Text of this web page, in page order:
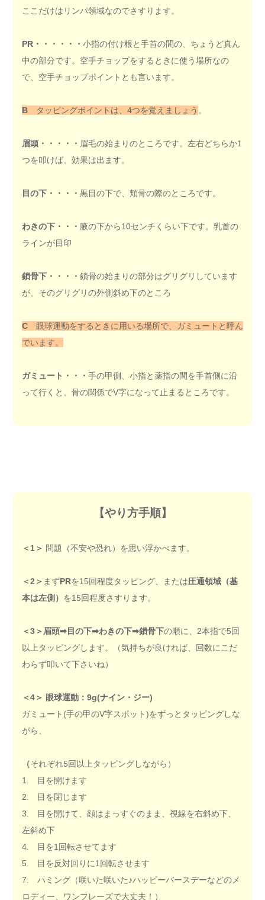
ここだけはリンパ領域なのでさすります。
PR ・・・・・・ 小指の付け根と手首の間の、ちょうど真ん
中の部分です。空手チョップをするときに使う場所なの
で、空手チョップポイントとも言います。
B タッピングポイントは、4つを覚えましょう 。
眉頭・・・・・ 眉毛の始まりのところです。左右どちらか1
つを叩けば、効果は出ます。
目の下・・・・ 黒目の下で、頬骨の際のところです。
わきの下・・・ 腋の下から10センチくらい下です。乳首の
ラインが目印
鎖骨下・・・・ 鎖骨の始まりの部分はグリグリしています
が、そのグリグリの外側斜め下のところ
C
眼球運動をするときに用いる場所で、ガミュートと呼ん
でいます。
ガミュート・・・ 手の甲側、小指と薬指の間を手首側に沿
って行くと、骨の関係でV字になって止まるところです。
【やり方手順】
＜1＞ 問題（不安や恐れ）を思い浮かべます。
＜2＞ まずPRを15回程度タッピング、または圧通領域（基
本は左側 ） を15回程度さすります。
＜3＞ 眉頭➡︎目の下➡︎わきの下➡︎鎖骨下の順に、2本指で5回
以上タッピングします。（気持ちが良ければ、回数にこだ
わらず叩いて下さいね）
＜4＞ 眼球運動：9g(ナイン・ジー)
ガミュート(手の甲のV字スポット)をずっとタッピングしな
がら、
（それぞれ5回以上タッピングしながら）
1. 目を開けます
2. 目を閉じます
3. 目を開けて、顔はまっすぐのまま、視線を右斜め下、
左斜め下
4. 目を1回転させてます
5. 目を反対回りに1回転させます
7. ハミング（咲いた咲いた♪ハッピーバースデーなどのメ
ロディー、ワンフレーズで大丈夫！）